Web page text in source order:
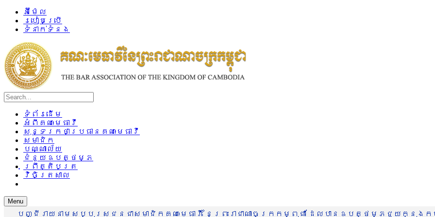
អ៊ីម៉ែល
របៀបប្រើ
ទំនាក់ទំនង
ទំព័រដើម
អំពីគណៈមេធាវី
សុន្ទរកថាប្រធានគណៈមេធាវី
សមាជិក
បណ្ណាល័យ
ជំនួយឧបត្ថម្ភ
ព្រឹត្តិបត្រ
វិចិត្រសាល
Menu
បញ្ជីរាយនាមសប្បុរសជនជាសមាជិកគណៈមេធាវី នៃព្រះរាជាណាចក្រកម្ពុជា ដែលបានឧបត្ថម្ភជួយក្នុង